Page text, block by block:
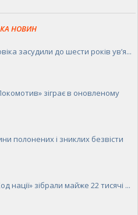
НОВИН
засудили до шести років ув’я...
зіграє в оновленому
полонених і зниклих безвісти
нації» зібрали майже 22 тисячі ...